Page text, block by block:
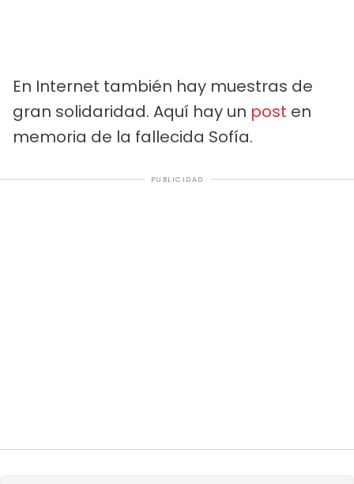
En Internet también hay muestras de
gran solidaridad. Aquí hay un post en
memoria de la fallecida Sofía.
PUBLICIDAD